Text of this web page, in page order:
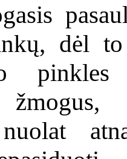
dėl
nuolat